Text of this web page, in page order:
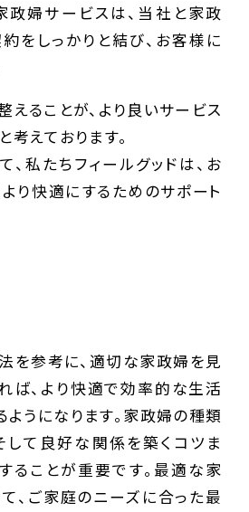
政婦サービスは、当社と家政
をしっかりと結び、お客様に
えることが、より良いサービス
えております。
、私たちフィールグッドは、お
り快適にするためのサポート
を参考に、適切な家政婦を見
ば、より快適で効率的な生活
ようになります。家政婦の種類
して良好な関係を築くコツま
ることが重要です。最適な家
、ご家庭のニーズに合った最